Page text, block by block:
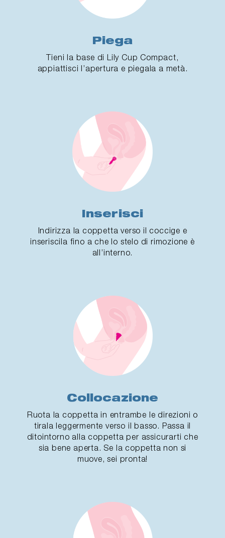
Piega
Tieni la base di Lily Cup Compact,
appiattisci l’apertura e piegala a metà.
Inserisci
Indirizza la coppetta verso il coccige e
inseriscila fino a che lo stelo di rimozione è
all’interno.
Collocazione
Ruota la coppetta in entrambe le direzioni o
tirala leggermente verso il basso. Passa il
ditointorno alla coppetta per assicurarti che
sia bene aperta. Se la coppetta non si
muove, sei pronta!